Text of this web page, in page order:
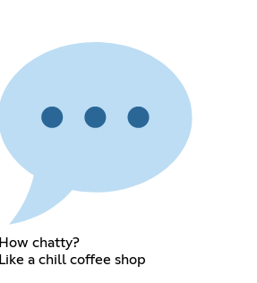
How chatty?
Like a chill coffee shop